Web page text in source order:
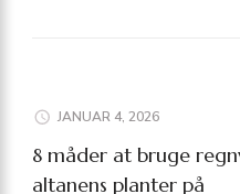
JANUAR 4, 2026
8 måder at bruge
altanens planter på